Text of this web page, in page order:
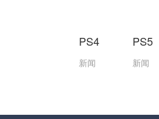
PS4
新闻
PS5
新闻